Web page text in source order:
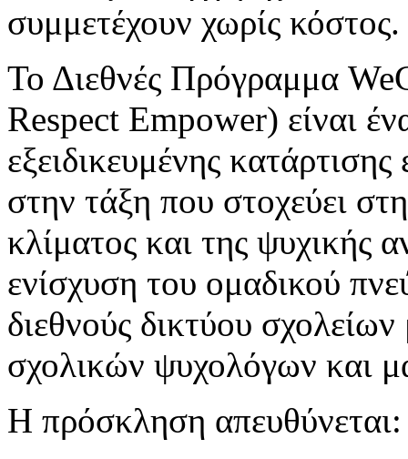
συμμετέχουν χωρίς κόστος.​
​Το Διεθνές Πρόγραμμα
Respect Empower) είναι
εξειδικευμένης
στην τάξη που στοχεύει
κλίματος και της ψυχικής
ενίσχυση του ομαδικού
διεθνούς δικτύου
σχολικών ψυχολόγων και
Η πρόσκληση απευθύνεται: